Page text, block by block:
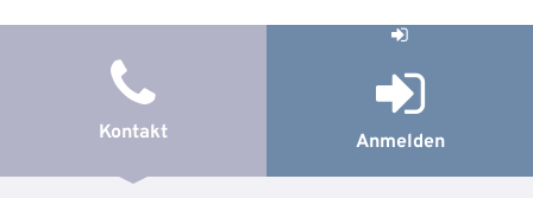
Kontakt Anmelden